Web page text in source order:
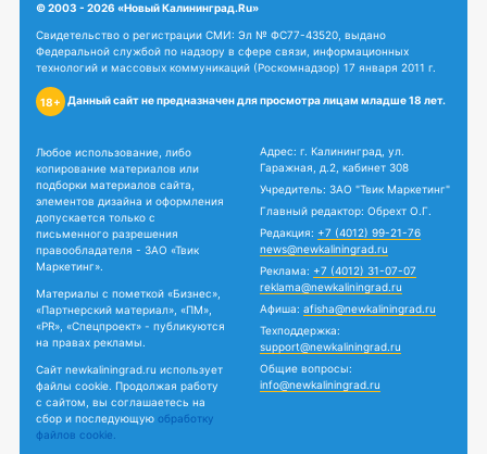
© 2003 - 2026 «Новый Калининград.Ru»
Свидетельство о регистрации СМИ: Эл № ФС77-43520, выдано
Федеральной службой по надзору в сфере связи, информационных
технологий и массовых коммуникаций (Роскомнадзор) 17 января 2011 г.
18+ Данный сайт не предназначен для просмотра лицам младше 18 лет.
Любое использование, либо
копирование материалов или
подборки материалов сайта,
элементов дизайна и оформления
допускается только с
письменного разрешения
правообладателя - ЗАО «Твик
Маркетинг».
Материалы с пометкой «Бизнес»,
«Партнерский материал», «ПМ»,
«PR», «Спецпроект» - публикуются
на правах рекламы.
Сайт newkaliningrad.ru использует
файлы cookie. Продолжая работу
с сайтом, вы соглашаетесь на
сбор и последующую обработку
файлов cookie.
Адрес: г. Калининград, ул.
Гаражная, д.2, кабинет 308
Учредитель: ЗАО "Твик Маркетинг"
Главный редактор: Обрехт О.Г.
Редакция: +7 (4012) 99-21-76
news@newkaliningrad.ru
Реклама: +7 (4012) 31-07-07
reklama@newkaliningrad.ru
Афиша: afisha@newkaliningrad.ru
Техподдержка:
support@newkaliningrad.ru
Общие вопросы:
info@newkaliningrad.ru